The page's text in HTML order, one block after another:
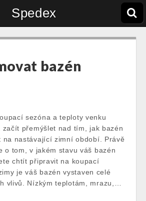
Spedex
bazén
sezóna a teploty venku
začít přemýšlet nad tím, jak bazén
na nastávající zimní období. Právě
o tom, v jakém stavu váš bazén
chtít připravit na koupací
je váš bazén vystaven celé
vlivů. Nízkým teplotám, mrazu,…